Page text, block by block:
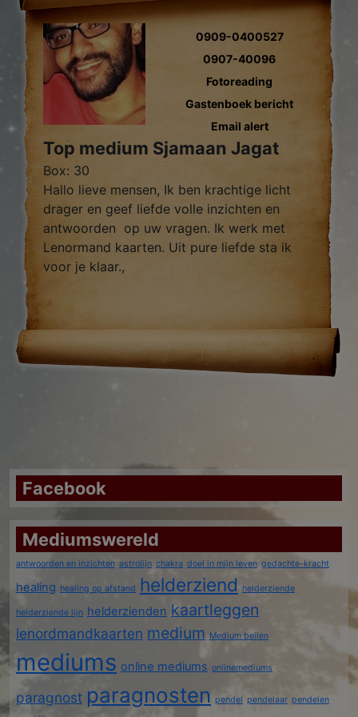
0909-0400527
0907-40096
Fotoreading
Gastenboek bericht
Email alert
Top medium Sjamaan Jagat
Box: 30
Hallo lieve mensen, Ik ben krachtige licht
drager en geef liefde volle inzichten en
antwoorden op uw vragen. Ik werk met
Lenormand kaarten. Uit pure liefde sta ik
voor je klaar.,
Facebook
Mediumswereld
antwoorden en inzichten astrolijn chakra doel in mijn leven gedachte-kracht
healing healing op afstand helderziend helderziende
helderziende lijn helderzienden kaartleggen
lenordmandkaarten medium Medium bellen
mediums online mediums onlinemediums
paragnost paragnosten pendel pendelaar pendelen